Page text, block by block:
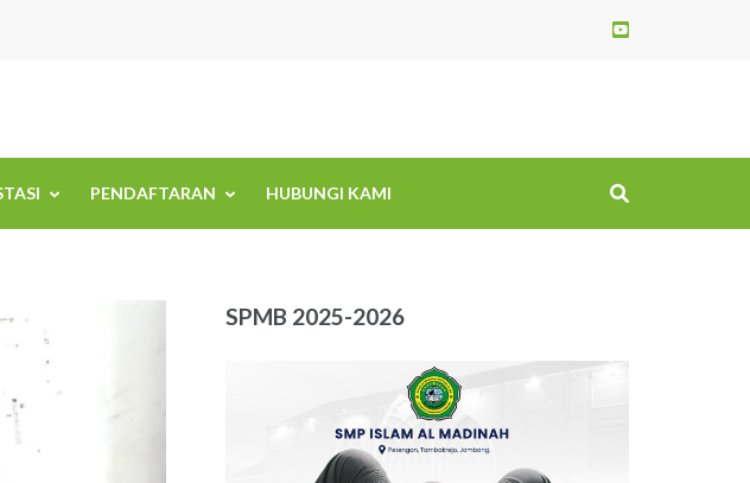
PENDAFTARAN HUBUNGI KAMI
SPMB 2025-2026